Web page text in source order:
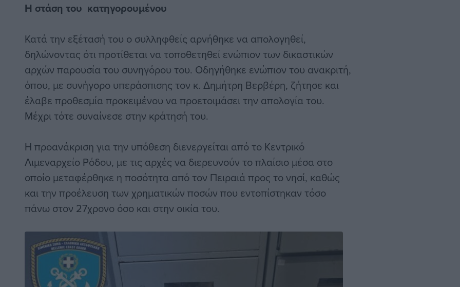
Η στάση του κατηγορουμένου
Κατά την εξέτασή του ο συλληφθείς αρνήθηκε να απολογηθεί,
δηλώνοντας ότι προτίθεται να τοποθετηθεί ενώπιον των δικαστικών
αρχών παρουσία του συνηγόρου του. Οδηγήθηκε ενώπιον του ανακριτή,
όπου, με συνήγορο υπεράσπισης τον κ. Δημήτρη Βερβέρη, ζήτησε και
έλαβε προθεσμία προκειμένου να προετοιμάσει την απολογία του.
Μέχρι τότε συναίνεσε στην κράτησή του.
Η προανάκριση για την υπόθεση διενεργείται από το Κεντρικό
Λιμεναρχείο Ρόδου, με τις αρχές να διερευνούν το πλαίσιο μέσα στο
οποίο μεταφέρθηκε η ποσότητα από τον Πειραιά προς το νησί, καθώς
και την προέλευση των χρηματικών ποσών που εντοπίστηκαν τόσο
πάνω στον 27χρονο όσο και στην οικία του.